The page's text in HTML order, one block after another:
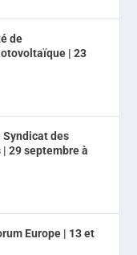
de
| 23
Syndicat des
29 septembre à
Europe | 13 et